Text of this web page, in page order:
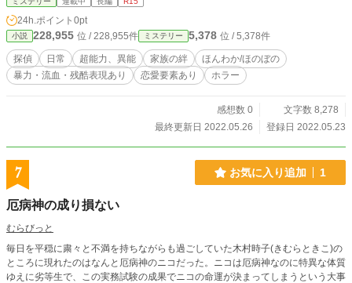
けれど体力は脆弱、絶賛反抗期の青年と、頭脳明晰で世話好
き、ひょうきんな中年おじさんが営む探偵事務所を舞台にし
た物語。
24h.ポイント 0pt
小説 228,955 位 / 228,955件 ミステリー 5,378 位 / 5,378件
探偵 日常 超能力、異能 家族の絆
ほんわか/ほのぼの
暴力・流血・残酷表現あり
恋愛要素あり ホラー
感想数 0
文字数 8,278
最終更新日 2022.05.26
登録日 2022.05.23
7 お気に入り追加 1
厄病神の成り損ない
むらびっと
毎日を平穏に粛々と不満を持ちながらも過ごしていた木村時子(きむらときこ)の
ところに現れたのはなんと厄病神のニコだった。ニコは厄病神なのに特異な体質
ゆえに劣等生で、この実務試験の成果でニコの命運が決まってしまうという大事